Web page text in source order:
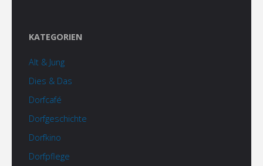
KATEGORIEN
Alt & Jung
Dies & Das
Dorfcafé
Dorfgeschichte
Dorfkino
Dorfpflege